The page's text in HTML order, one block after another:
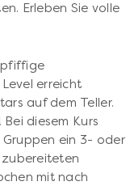
Erleben Sie volle
pfiffige
erreicht
auf dem Teller.
diesem Kurs
Gruppen ein 3- oder
zubereiteten
mit nach